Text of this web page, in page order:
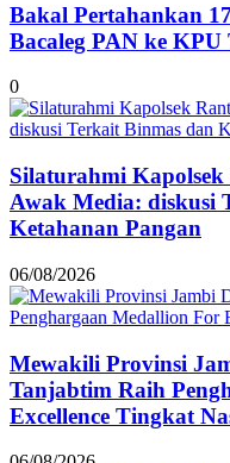
Bakal Pertahankan
Bacaleg PAN ke
0
Silaturahmi Kapolsek
Awak Media: diskusi
Ketahanan Pangan
06/08/2026
Mewakili Provinsi
Tanjabtim Raih
Excellence Tingkat